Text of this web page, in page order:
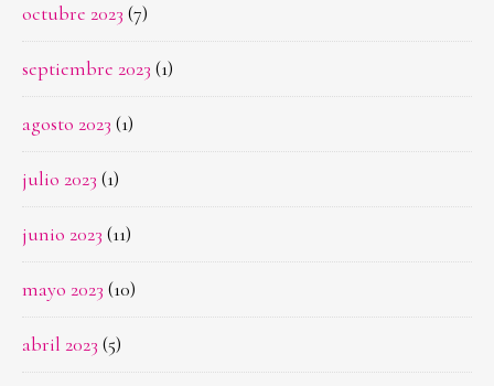
octubre 2023 (7)
septiembre 2023 (1)
agosto 2023 (1)
julio 2023 (1)
junio 2023 (11)
mayo 2023 (10)
abril 2023 (5)